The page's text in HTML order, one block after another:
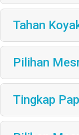
Tahan
Pilihan
Tingkap